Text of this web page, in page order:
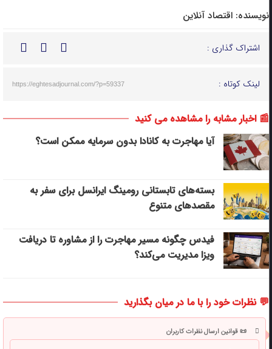
نویسنده: اقتصاد آنلاین
اشتراک گذاری :
لینک کوتاه : https://eghtesadjournal.com/?p=59337
📰 اخبار مشابه را مشاهده می کنید
آیا مهاجرت به کانادا بدون سرمایه ممکن است؟
بسته‌های تابستانی رومینگ ایرانسل برای سفر به
مقصدهای متنوع
فیدس چگونه مسیر مهاجرت را از مشاوره تا دریافت
ویزا مدیریت می‌کند؟
💬 نظرات خود را با ما در میان بگذارید
📜 قوانین ارسال نظرات کاربران